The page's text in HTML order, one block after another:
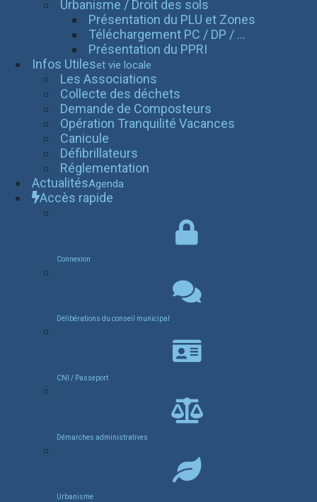
Urbanisme / Droit des sols
Présentation du PLU et Zones
Téléchargement PC / DP / ...
Présentation du PPRI
Infos Utileset vie locale
Les Associations
Collecte des déchets
Demande de Composteurs
Opération Tranquilité Vacances
Canicule
Défibrillateurs
Réglementation
ActualitésAgenda
Accès rapide
Connexion
Délibérations du conseil municipal
CNI / Passeport
Démarches administratives
Urbanisme